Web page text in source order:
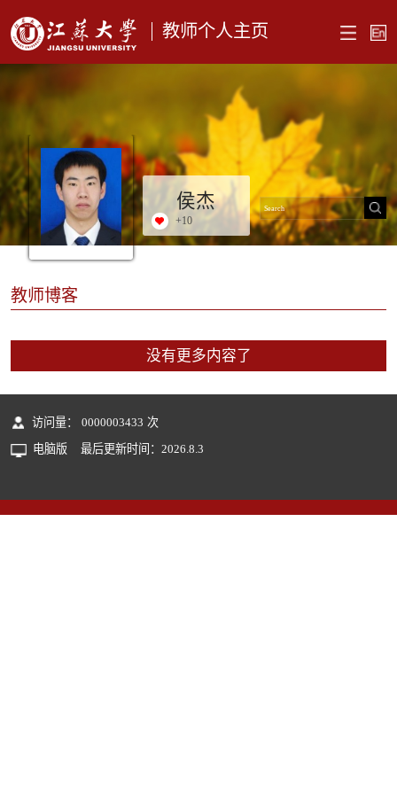
教师个人主页
侯杰
+10
教师博客
没有更多内容了
访问量： 0000003433 次
电脑版
最后更新时间： 2026 8 3